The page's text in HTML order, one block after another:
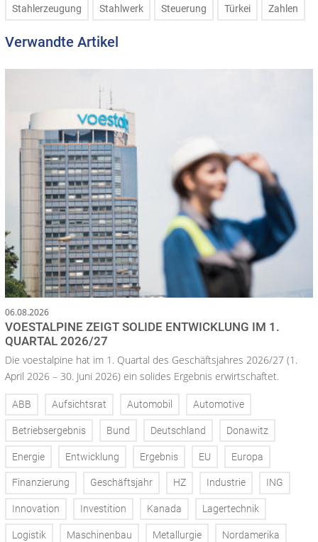
Stahlerzeugung Stahlwerk Steuerung Türkei Zahlen
Verwandte Artikel
06.08.2026
VOESTALPINE ZEIGT SOLIDE ENTWICKLUNG IM 1.
QUARTAL 2026/27
Die voestalpine hat im 1. Quartal des Geschäftsjahres 2026/27 (1.
April 2026 – 30. Juni 2026) ein solides Ergebnis erwirtschaftet.
ABB Aufsichtsrat Automobil Automotive
Betriebsergebnis Bund Deutschland Donawitz
Energie Entwicklung Ergebnis EU Europa
Finanzierung Geschäftsjahr HZ Industrie ING
Innovation Investition Kanada Lagertechnik
Logistik Maschinenbau Metallurgie Nordamerika